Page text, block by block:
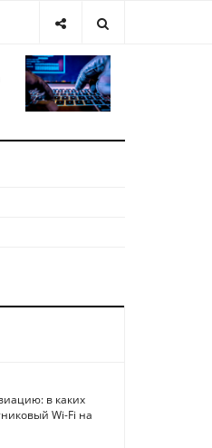
в каких
Wi-Fi на